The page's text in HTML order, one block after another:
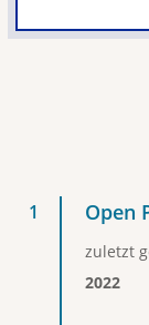
Open
zuletzt
2022